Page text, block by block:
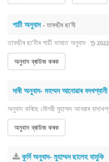
পাৰ্চী অনুবাদ- তাফছীৰ ছা'দী
তাফছীৰ ছা'দীৰ পাৰ্চী ভাষাত অনুবাদ
অনুবাদ ব্ৰাউজ কৰক
দাৰী অনুবাদ- মহম্মদ আনোৱাৰ বদখশ্বানী
অনুবাদ কৰিছে মৌলৱী মুহাম্মদ আনৱাৰ
অনুবাদ ব্ৰাউজ কৰক
কুৰ্দি অনুবাদ- মুহাম্মদ ছালেহ বামুকি